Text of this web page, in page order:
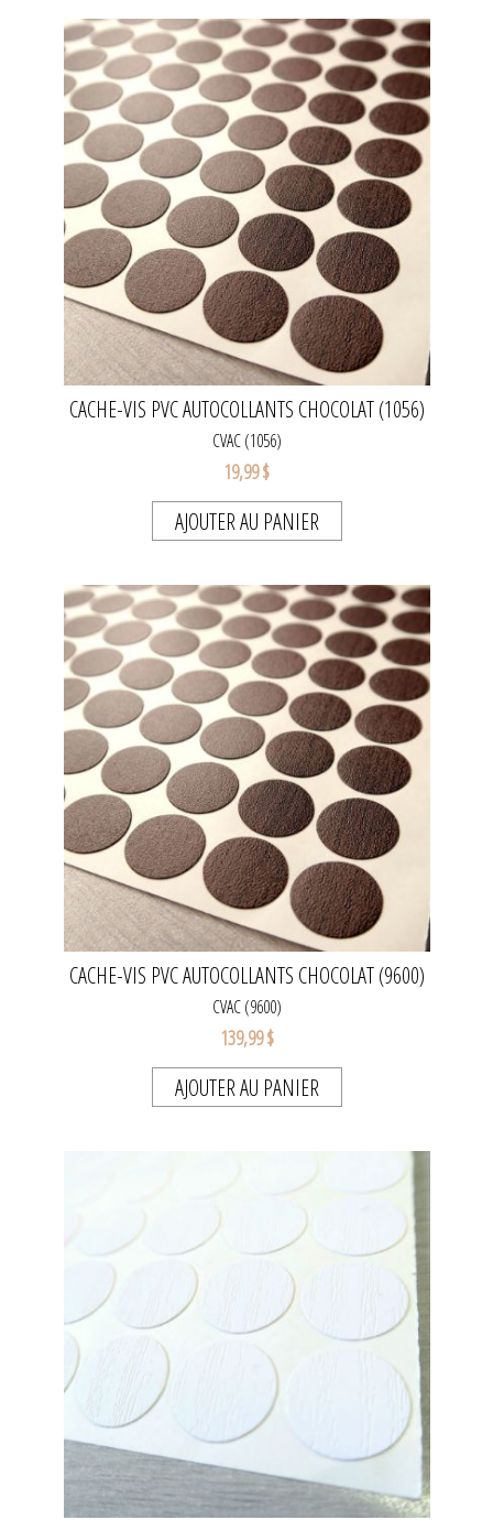
CACHE-VIS PVC AUTOCOLLANTS CHOCOLAT (1056)
CVAC (1056)
19,99 $
AJOUTER AU PANIER
CACHE-VIS PVC AUTOCOLLANTS CHOCOLAT (9600)
CVAC (9600)
139,99 $
AJOUTER AU PANIER